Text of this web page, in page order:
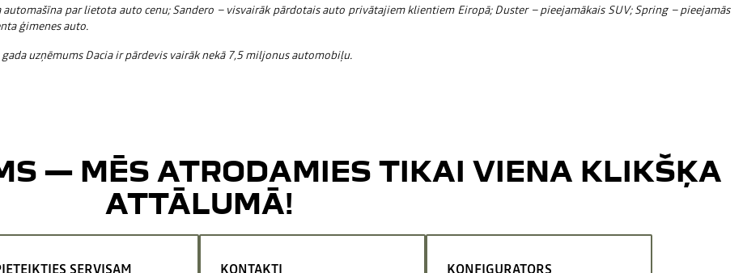
par lietota auto cenu; Sandero – visvairāk pārdotais auto privātajiem klientiem Eiropā; Duster – pieejamākais SUV; Spring – pieejamās
ģimenes auto.
uzņēmums Dacia ir pārdevis vairāk nekā 7,5 miljonus automobiļu.
— MĒS ATRODAMIES TIKAI VIENA KLIKŠĶA
ATTĀLUMĀ!
SERVISAM KONTAKTI KONFIGURATORS